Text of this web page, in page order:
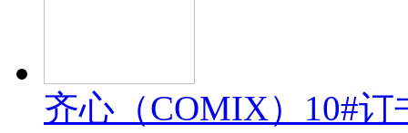
齐心（COMIX）10#订